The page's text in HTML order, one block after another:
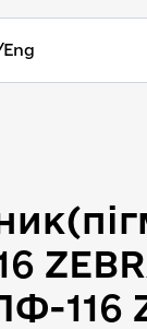
Eng
116